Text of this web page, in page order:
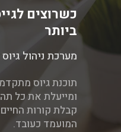
כשרוצים
ביותר
מערכת ניהול
תוכנת גיוס
ומייעלת את כל
קבלת קורות
המועמד כעובד.